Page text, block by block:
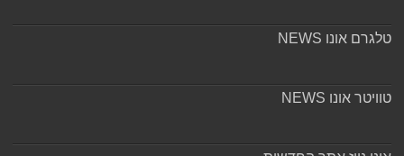
טלגרם אונו NEWS
טוויטר אונו NEWS